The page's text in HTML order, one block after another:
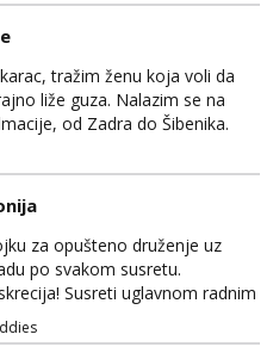
tražim ženu koja voli da
liže guza. Nalazim se na
od Zadra do Šibenika.
za opušteno druženje uz
po svakom susretu.
Susreti uglavnom radnim
dana ali nije uvjet. Samo